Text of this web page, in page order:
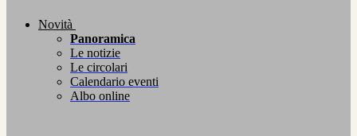
Novità
Panoramica
Le notizie
Le circolari
Calendario eventi
Albo online